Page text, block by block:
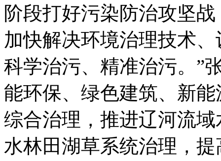
阶段打好污染防治攻坚
加快解决环境治理技术
科学治污、精准治污。”
能环保、绿色建筑、新
综合治理，推进辽河流
水林田湖草系统治理，